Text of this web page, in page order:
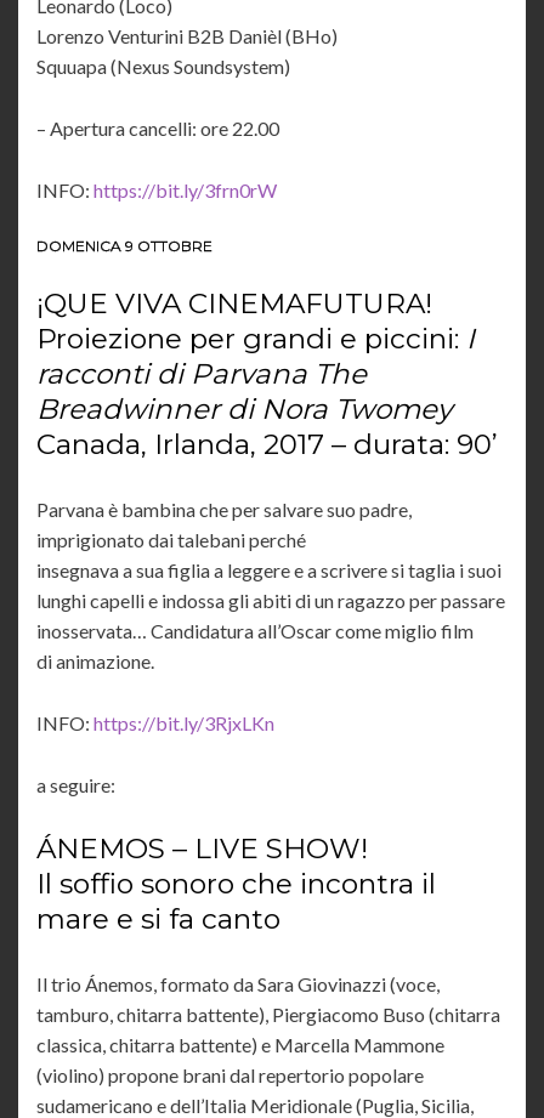
Leonardo (Loco)
Lorenzo Venturini B2B Danièl (BHo)
Squuapa (Nexus Soundsystem)
– Apertura cancelli: ore 22.00
INFO: https://bit.ly/3frn0rW
DOMENICA 9 OTTOBRE
¡QUE VIVA CINEMAFUTURA!
Proiezione per grandi e piccini: I
racconti di Parvana The
Breadwinner di Nora Twomey
Canada, Irlanda, 2017 – durata: 90’
Parvana è bambina che per salvare suo padre,
imprigionato dai talebani perché
insegnava a sua figlia a leggere e a scrivere si taglia i suoi
lunghi capelli e indossa gli abiti di un ragazzo per passare
inosservata… Candidatura all’Oscar come miglio film
di animazione.
INFO: https://bit.ly/3RjxLKn
a seguire:
ÁNEMOS – LIVE SHOW!
Il soffio sonoro che incontra il
mare e si fa canto
Il trio Ánemos, formato da Sara Giovinazzi (voce,
tamburo, chitarra battente), Piergiacomo Buso (chitarra
classica, chitarra battente) e Marcella Mammone
(violino) propone brani dal repertorio popolare
sudamericano e dell’Italia Meridionale (Puglia, Sicilia,